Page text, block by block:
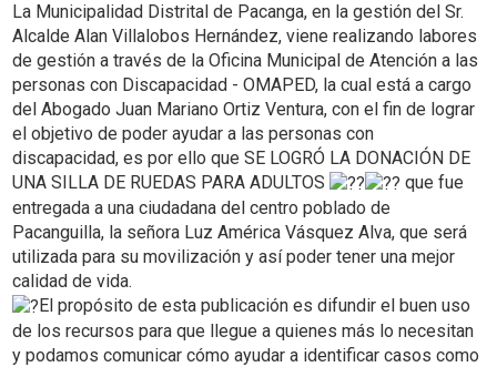
La Municipalidad Distrital de Pacanga, en la gestión del Sr.
Alcalde Alan Villalobos Hernández, viene realizando labores
de gestión a través de la Oficina Municipal de Atención a las
personas con Discapacidad - OMAPED, la cual está a cargo
del Abogado Juan Mariano Ortiz Ventura, con el fin de lograr
el objetivo de poder ayudar a las personas con
discapacidad, es por ello que SE LOGRÓ LA DONACIÓN DE
UNA SILLA DE RUEDAS PARA ADULTOS
que fue
entregada a una ciudadana del centro poblado de
Pacanguilla, la señora Luz América Vásquez Alva, que será
utilizada para su movilización y así poder tener una mejor
calidad de vida.
El propósito de esta publicación es difundir el buen uso
de los recursos para que llegue a quienes más lo necesitan
y podamos comunicar cómo ayudar a identificar casos como